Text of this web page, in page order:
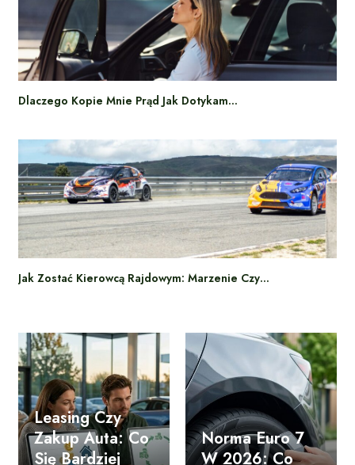
Dlaczego Kopie Mnie Prąd Jak Dotykam…
Jak Zostać Kierowcą Rajdowym: Marzenie Czy…
Leasing Czy
Zakup Auta: Co
Się Bardziej
Norma Euro 7
W 2026: Co